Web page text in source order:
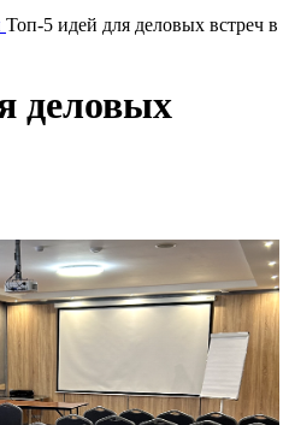
Топ-5 идей для деловых встреч в
деловых